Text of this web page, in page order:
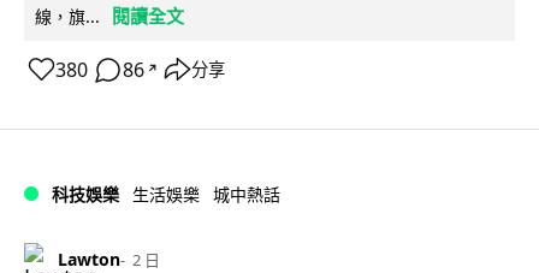
線，旗...
閱讀全文
380 86 ↗ 分享
科技娛樂 生活娛樂 城中熱話
Lawton 2 日